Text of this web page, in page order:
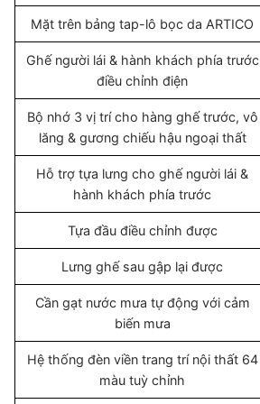
Mặt trên bảng tap-lô bọc da ARTICO
Ghế người lái & hành khách phía trước
điều chỉnh điện
Bộ nhớ 3 vị trí cho hàng ghế trước, vô
lăng & gương chiếu hậu ngoại thất
Hỗ trợ tựa lưng cho ghế người lái &
hành khách phía trước
Tựa đầu điều chỉnh được
Lưng ghế sau gập lại được
Cần gạt nước mưa tự động với cảm
biến mưa
Hệ thống đèn viền trang trí nội thất 64
màu tuỳ chỉnh